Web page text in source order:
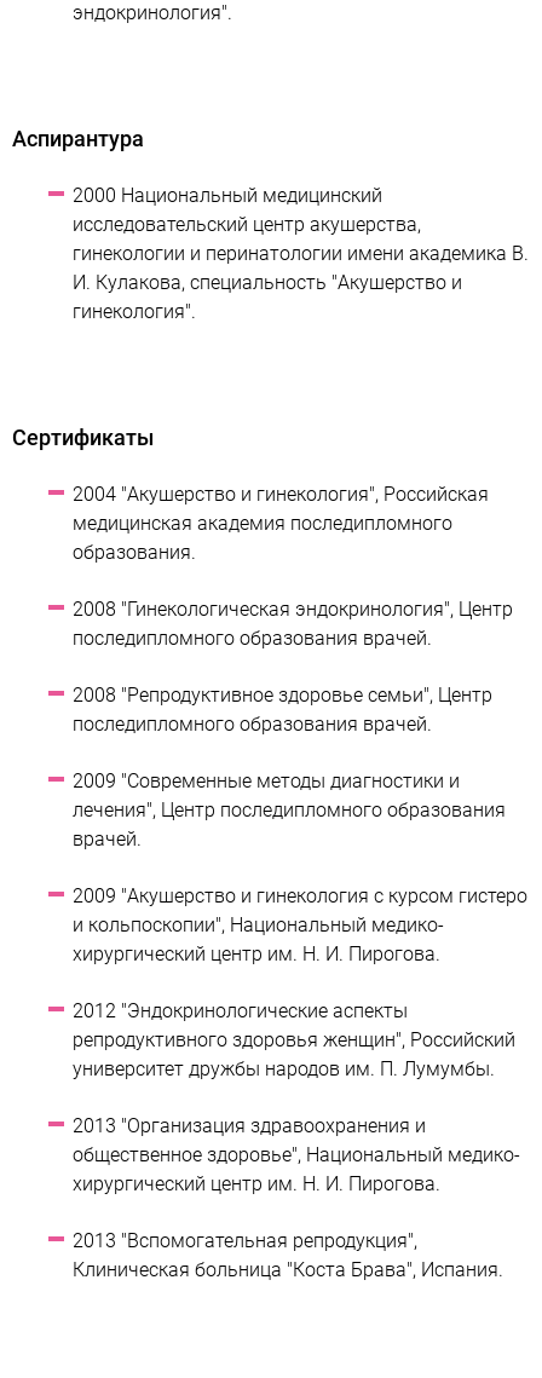
эндокринология".
Аспирантура
2000 Национальный медицинский
исследовательский центр акушерства,
гинекологии и перинатологии имени академика В.
И. Кулакова, специальность "Акушерство и
гинекология".
Сертификаты
2004 "Акушерство и гинекология", Российская
медицинская академия последипломного
образования.
2008 "Гинекологическая эндокринология", Центр
последипломного образования врачей.
2008 "Репродуктивное здоровье семьи", Центр
последипломного образования врачей.
2009 "Современные методы диагностики и
лечения", Центр последипломного образования
врачей.
2009 "Акушерство и гинекология с курсом гистеро
и кольпоскопии", Национальный медико-
хирургический центр им. Н. И. Пирогова.
2012 "Эндокринологические аспекты
репродуктивного здоровья женщин", Российский
университет дружбы народов им. П. Лумумбы.
2013 "Организация здравоохранения и
общественное здоровье", Национальный медико-
хирургический центр им. Н. И. Пирогова.
2013 "Вспомогательная репродукция",
Клиническая больница "Коста Брава", Испания.